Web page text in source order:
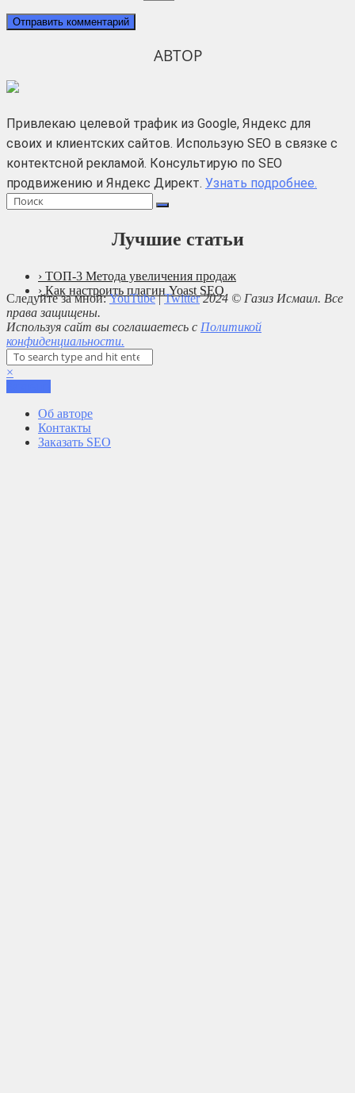
АВТОР
Привлекаю целевой трафик из Google, Яндекс для
своих и клиентских сайтов. Использую SEO в связке с
контектсной рекламой. Консультирую по SEO
продвижению и Яндекс Директ. Узнать подробнее.
Лучшие статьи
› ТОП-3 Метода увеличения продаж
› Как настроить плагин Yoast SEO
Следуйте за мной:YouTube|Twitter 2024 © Газиз Исмаил. Все
права защищены.
Используя сайт вы соглашаетесь с Политикой
конфиденциальности.
×
Об авторе
Контакты
Заказать SEO